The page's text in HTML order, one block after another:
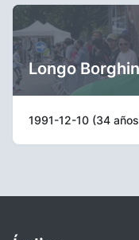
Longo
1991-12-10 (34